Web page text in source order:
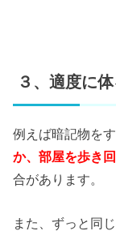
３、適度に
例えば暗記物を
か、部屋を歩き
合があります。
また、ずっと同